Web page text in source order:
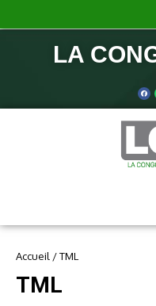
LA
Accueil /TML
TML